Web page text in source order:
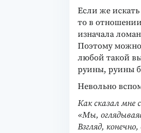
Если же
то в отношении
изначала
Поэтому можно
любой такой
руины, руины
Невольно
Как сказал мне
«Мы,
Взгляд,